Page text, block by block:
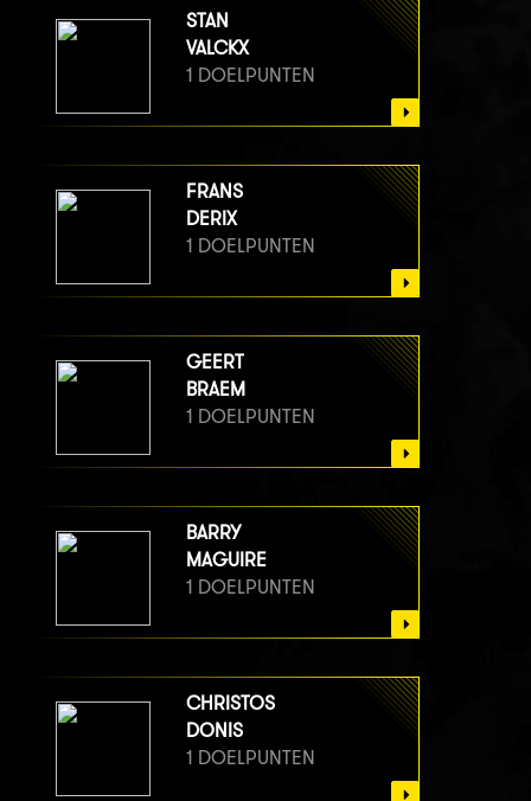
STAN
VALCKX
1 DOELPUNTEN
FRANS
DERIX
1 DOELPUNTEN
GEERT
BRAEM
1 DOELPUNTEN
BARRY
MAGUIRE
1 DOELPUNTEN
CHRISTOS
DONIS
1 DOELPUNTEN